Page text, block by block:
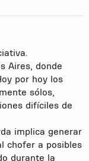
Aires, donde
por hoy los
sólos,
difíciles de
implica generar
chofer a posibles
durante la